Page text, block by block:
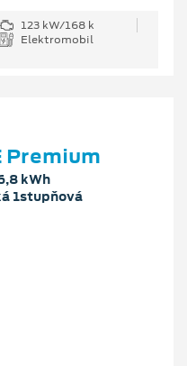
123 kW/168 k
Elektromobil
Premium
kWh
1stupňová